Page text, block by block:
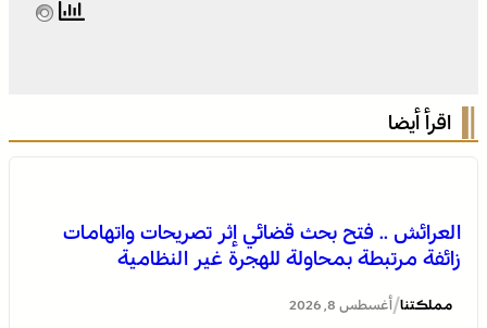
اقرأ أيضا
العرائش .. فتح بحث قضائي إثر تصريحات واتهامات
زائفة مرتبطة بمحاولة للهجرة غير النظامية
مملكتنا/ أغسطس 8, 2026